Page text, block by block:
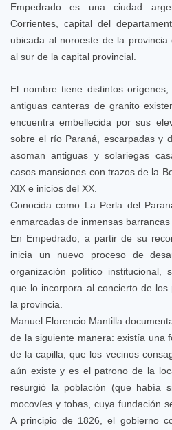
Empedrado es una ciudad
Corrientes, capital del
ubicada al noroeste de la
al sur de la capital provincial.
El nombre tiene distintos
antiguas canteras de granito
encuentra embellecida por sus
sobre el río Paraná, escarpadas y
asoman antiguas y solariegas
casos mansiones con trazos de la
XIX e inicios del XX.
Conocida como La Perla del
enmarcadas de inmensas barrancas
En Empedrado, a partir de su
inicia un nuevo proceso de
organización político institucional,
que lo incorpora al concierto de
la provincia.
Manuel Florencio Mantilla
de la siguiente manera: existía una
de la capilla, que los vecinos
aún existe y es el patrono de la
resurgió la población (que había
mocovíes y tobas, cuya fundación
A principio de 1826, el gobierno